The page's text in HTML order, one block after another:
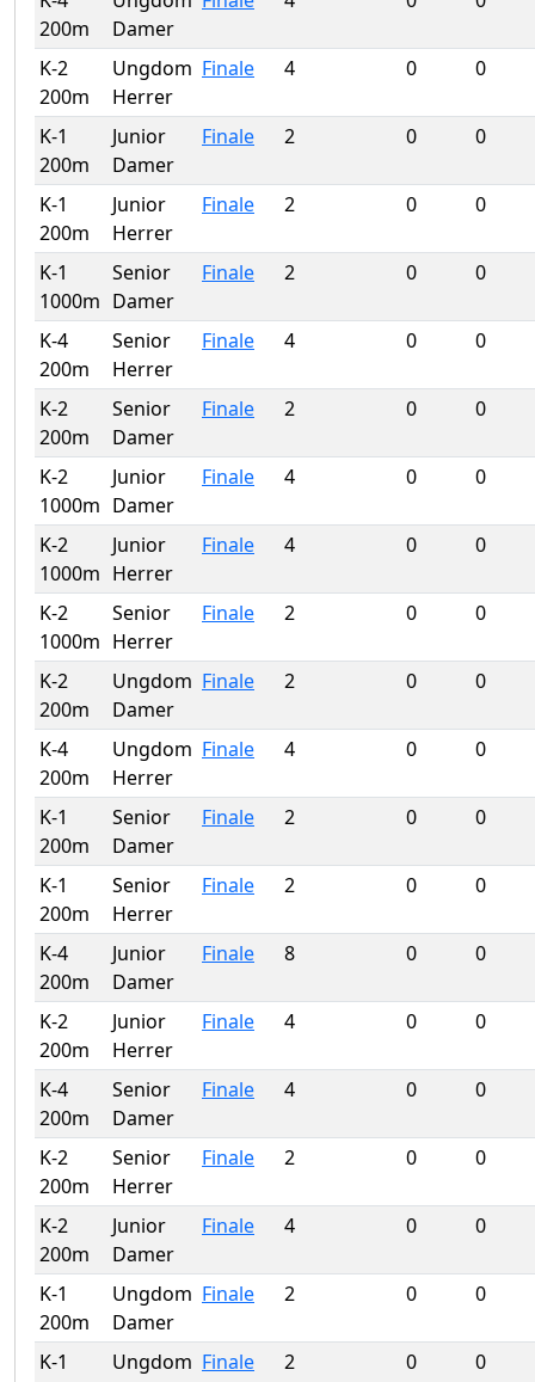
200m
Damer
K-2
200m
Ungdom
Herrer
Finale 4 0 0
K-1
200m
Junior
Damer
Finale 2 0 0
K-1
200m
Junior
Herrer
Finale 2 0 0
K-1
1000m
Senior
Damer
Finale 2 0 0
K-4
200m
Senior
Herrer
Finale 4 0 0
K-2
200m
Senior
Damer
Finale 2 0 0
K-2
1000m
Junior
Damer
Finale 4 0 0
K-2
1000m
Junior
Herrer
Finale 4 0 0
K-2
1000m
Senior
Herrer
Finale 2 0 0
K-2
200m
Ungdom
Damer
Finale 2 0 0
K-4
200m
Ungdom
Herrer
Finale 4 0 0
K-1
200m
Senior
Damer
Finale 2 0 0
K-1
200m
Senior
Herrer
Finale 2 0 0
K-4
200m
Junior
Damer
Finale 8 0 0
K-2
200m
Junior
Herrer
Finale 4 0 0
K-4
200m
Senior
Damer
Finale 4 0 0
K-2
200m
Senior
Herrer
Finale 2 0 0
K-2
200m
Junior
Damer
Finale 4 0 0
K-1
200m
Ungdom
Damer
Finale 2 0 0
K-1
Ungdom Finale 2 0 0